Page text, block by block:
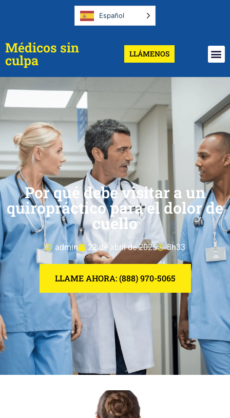
Español
Médicos sin
culpa LLÁMENOS
Por qué debe visitar a un
quiropráctico para el dolor de
cuello
admin 22 de abril de 2025 8h33
LLAME AHORA: (888) 970-5065